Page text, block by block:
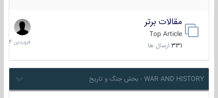
مقالات برتر
Top Article
331 ارسال ها
29
فروردین
1404
WAR AND HISTORY - بخش جنگ و تاریخ